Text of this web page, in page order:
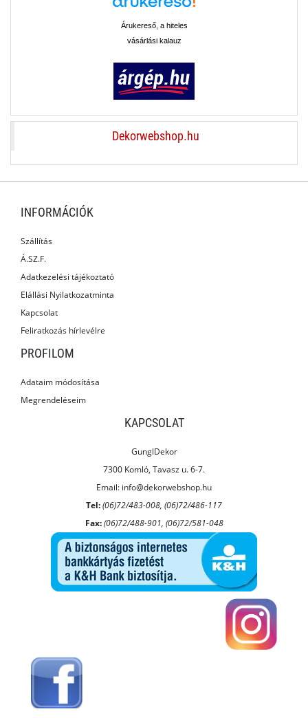
Árukereső, a hiteles
vásárlási kalauz
Dekorwebshop.hu
INFORMÁCIÓK
Szállítás
Á.SZ.F.
Adatkezelési tájékoztató
Elállási Nyilatkozatminta
Kapcsolat
Feliratkozás hírlevélre
PROFILOM
Adataim módosítása
Megrendeléseim
KAPCSOLAT
GunglDekor
7300 Komló, Tavasz u. 6-7.
Email: info@dekorwebshop.hu
Tel:(06)72/483-008, (06)72/486-117
Fax: (06)72/488-901, (06)72/581-048